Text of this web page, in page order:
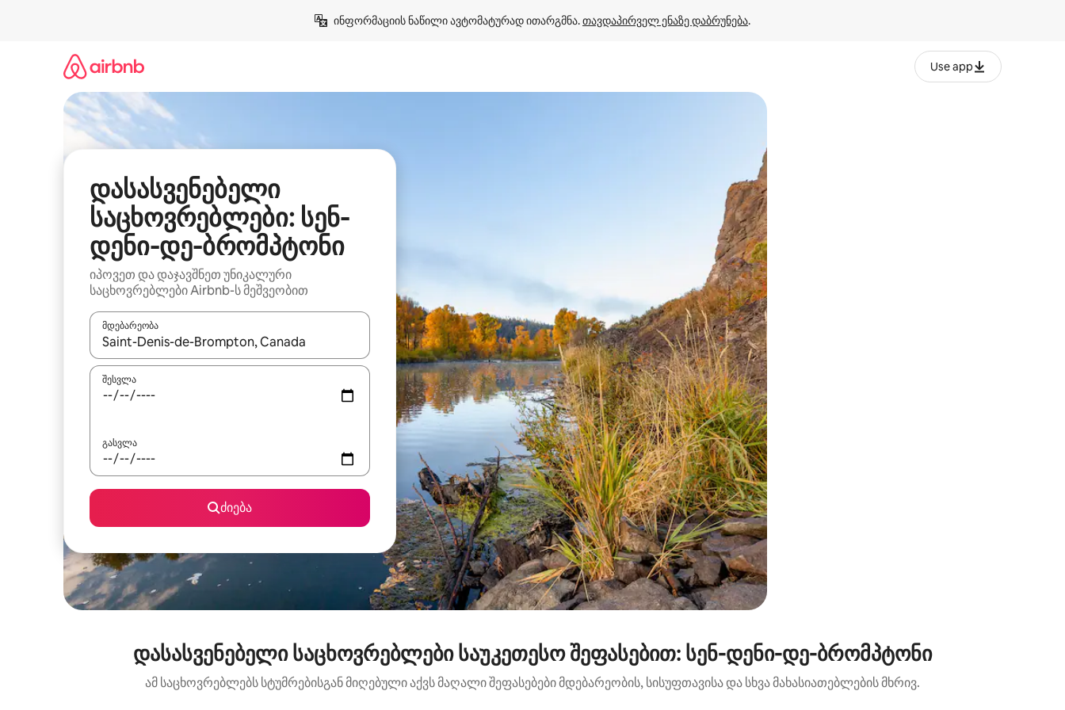
ინფორმაციის ნაწილი ავტომატურად ითარგმნა. თავდაპირველ ენაზე დაბრუნება.
Use app
დასასვენებელი
საცხოვრებლები: სენ-
დენი-დე-ბრომპტონი
იპოვეთ და დაჯავშნეთ უნიკალური
საცხოვრებლები Airbnb-ს მეშვეობით
მდებარეობა
როცა შედეგები ხელმისაწვდომი გახდება, ნავიგაციისთვის გამოიყენეთ კლავიშები ზემოთ/ქვემოთ მიმართული ისრებით ან შეხებისა თუ თითის გასმის ჟესტები.
შესვლა
გასვლა
ძიება
დასასვენებელი საცხოვრებლები საუკეთესო შეფასებით: სენ-დენი-დე-ბრომპტონი
ამ საცხოვრებლებს სტუმრებისგან მიღებული აქვს მაღალი შეფასებები მდებარეობის, სისუფთავისა და სხვა მახასიათებლების მხრივ.